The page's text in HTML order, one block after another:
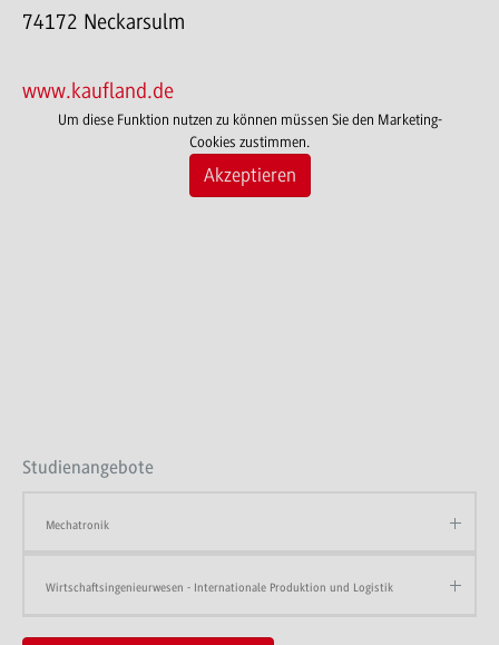
74172 Neckarsulm
www.kaufland.de
Um diese Funktion nutzen zu können müssen Sie den Marketing-
Cookies zustimmen.
Akzeptieren
Studienangebote
Mechatronik
Wirtschaftsingenieurwesen - Internationale Produktion und Logistik